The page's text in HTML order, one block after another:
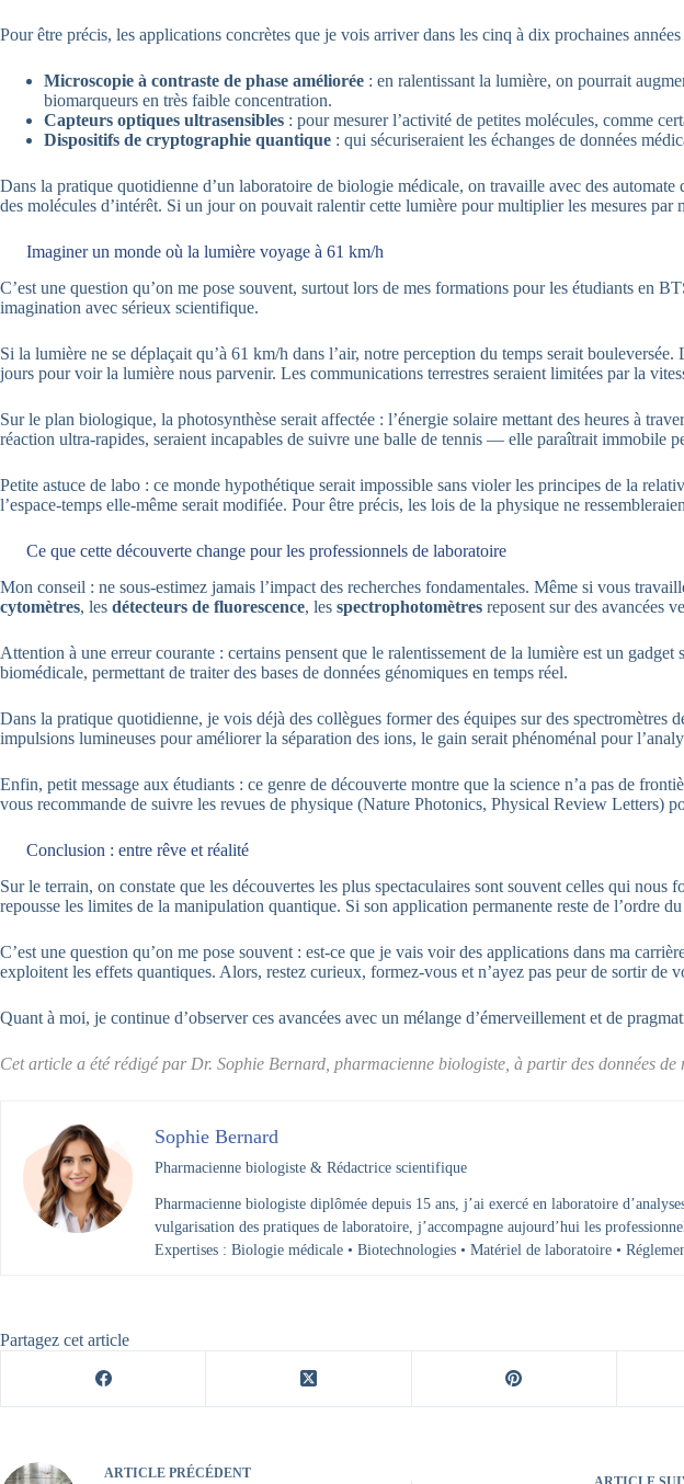
Pour être précis, les applications concrètes que je vois arriver dans les cinq à dix prochaines années
Microscopie à contraste de phase améliorée : en ralentissant la lumière, on pourrait
biomarqueurs en très faible concentration.
Capteurs optiques ultrasensibles : pour mesurer l’activité de petites molécules, comme
Dispositifs de cryptographie quantique : qui sécuriseraient les échanges de données
Dans la pratique quotidienne d’un laboratoire de biologie médicale, on travaille avec des
des molécules d’intérêt. Si un jour on pouvait ralentir cette lumière pour multiplier les mesures
Imaginer un monde où la lumière voyage à 61 km/h
C’est une question qu’on me pose souvent, surtout lors de mes formations pour les étudiants en
imagination avec sérieux scientifique.
Si la lumière ne se déplaçait qu’à 61 km/h dans l’air, notre perception du temps serait bouleversée.
jours pour voir la lumière nous parvenir. Les communications terrestres seraient limitées par la
Sur le plan biologique, la photosynthèse serait affectée : l’énergie solaire mettant des heures à
réaction ultra-rapides, seraient incapables de suivre une balle de tennis — elle paraîtrait immobile
Petite astuce de labo : ce monde hypothétique serait impossible sans violer les principes de la
l’espace-temps elle-même serait modifiée. Pour être précis, les lois de la physique ne
Ce que cette découverte change pour les professionnels de laboratoire
Mon conseil : ne sous-estimez jamais l’impact des recherches fondamentales. Même si vous
cytomètres, les détecteurs de fluorescence, les spectrophotomètres reposent sur des avancées
Attention à une erreur courante : certains pensent que le ralentissement de la lumière est un
biomédicale, permettant de traiter des bases de données génomiques en temps réel.
Dans la pratique quotidienne, je vois déjà des collègues former des équipes sur des
impulsions lumineuses pour améliorer la séparation des ions, le gain serait phénoménal pour
Enfin, petit message aux étudiants : ce genre de découverte montre que la science n’a pas de
vous recommande de suivre les revues de physique (Nature Photonics, Physical Review Letters)
Conclusion : entre rêve et réalité
Sur le terrain, on constate que les découvertes les plus spectaculaires sont souvent celles qui
repousse les limites de la manipulation quantique. Si son application permanente reste de l’ordre
C’est une question qu’on me pose souvent : est-ce que je vais voir des applications dans ma
exploitent les effets quantiques. Alors, restez curieux, formez-vous et n’ayez pas peur de sortir de
Quant à moi, je continue d’observer ces avancées avec un mélange d’émerveillement et de
Cet article a été rédigé par Dr. Sophie Bernard, pharmacienne biologiste, à partir des données de
Sophie Bernard
Pharmacienne biologiste & Rédactrice scientifique
Pharmacienne biologiste diplômée depuis 15 ans, j’ai exercé en laboratoire
vulgarisation des pratiques de laboratoire, j’accompagne aujourd’hui les
Expertises : Biologie médicale • Biotechnologies • Matériel de laboratoire •
Partagez cet article
ARTICLE PRÉCÉDENT